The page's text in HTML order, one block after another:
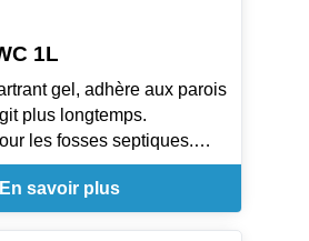
1L
gel, adhère aux parois
plus longtemps.
les fosses septiques.
de protection.
En savoir plus